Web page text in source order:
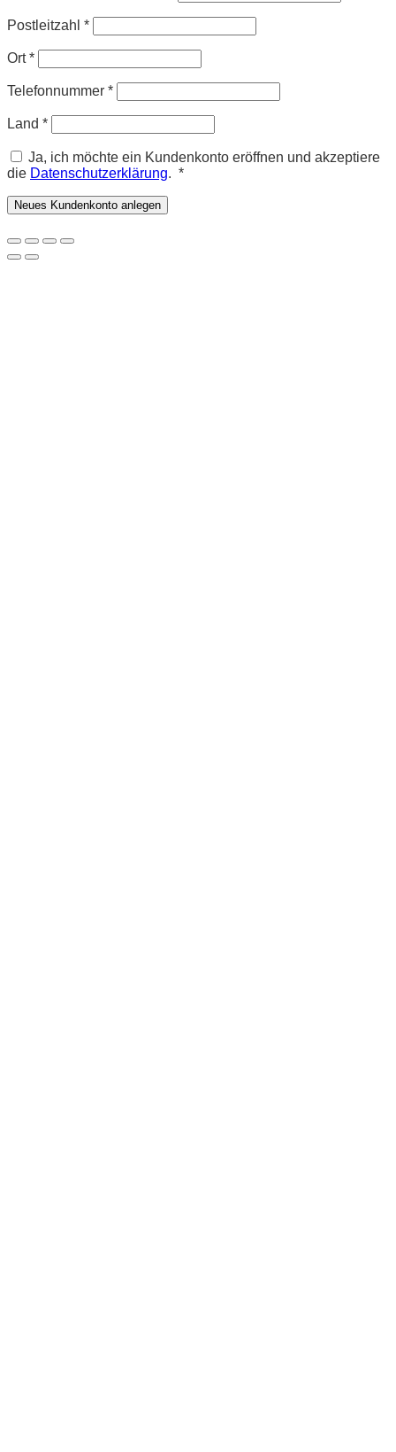
Postleitzahl *
Ort*
Telefonnummer *
Land *
Ja, ich möchte ein Kundenkonto eröffnen und akzeptiere
die Datenschutzerklärung. *Erforderlich
Neues Kundenkonto anlegen